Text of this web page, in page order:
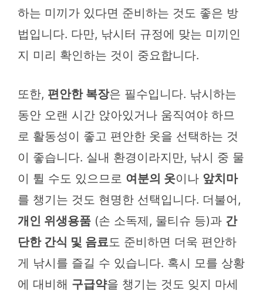
하는 미끼가 있다면 준비하는 것도 좋은 방
법입니다. 다만, 낚시터 규정에 맞는 미끼인
지 미리 확인하는 것이 중요합니다.
또한, 편안한 복장은 필수입니다. 낚시하는
동안 오랜 시간 앉아있거나 움직여야 하므
로 활동성이 좋고 편안한 옷을 선택하는 것
이 좋습니다. 실내 환경이라지만, 낚시 중 물
이 튈 수도 있으므로 여분의 옷이나 앞치마
를 챙기는 것도 현명한 선택입니다. 더불어,
개인 위생용품 (손 소독제, 물티슈 등)과 간
단한 간식 및 음료도 준비하면 더욱 편안하
게 낚시를 즐길 수 있습니다. 혹시 모를 상황
에 대비해 구급약을 챙기는 것도 잊지 마세